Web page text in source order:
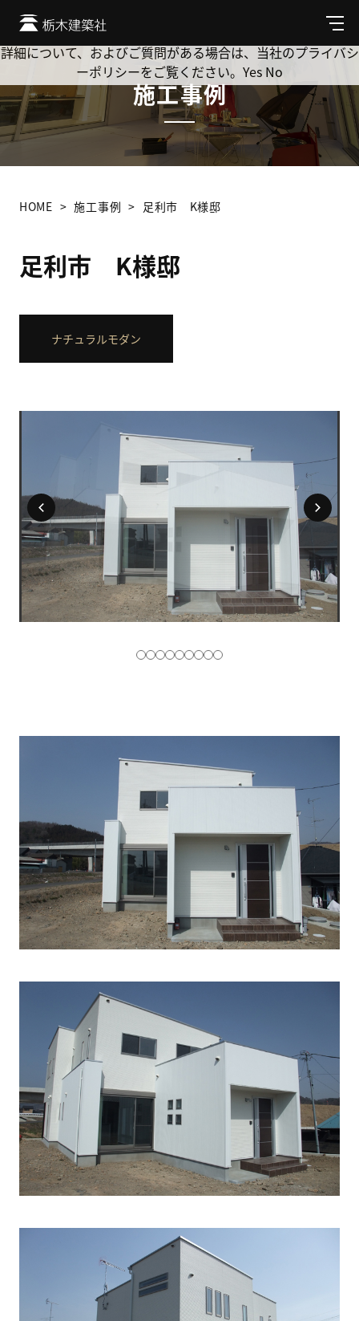
メ
ニ
ュ
施工事例
HOME 施工事例 足利市 K様邸
足利市 K様邸
ナチュラルモダン
Cookie を使用して、お客様の活動を追跡してもよろしいです
か? 当社ではお客様のプライバシーを極めて重視しています。
詳細について、およびご質問がある場合は、当社のプライバシ
ーポリシーをご覧ください。 Yes No